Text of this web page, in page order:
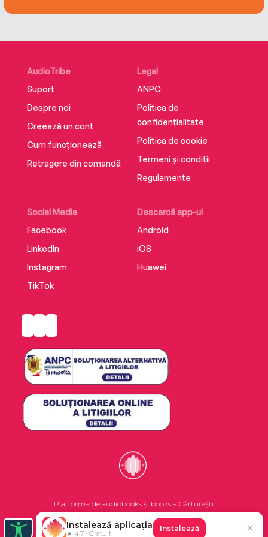
my vision for the team.'
ARSENE WENGER, manager, Arsenal FC, 1996-
AudioTribe
Suport
Despre noi
Creează un cont
Cum funcționează
Retragere din comandă
Social Media
Facebook
LinkedIn
Instagram
TikTok
Descarcă app-ul
Android
iOS
Huawei
Legal
ANPC
Politica de
confidențialitate
Politica de cookie
Termeni și condiții
Regulamente
Platforma de audiobooks și books a Cărturești.
©2026 Nemo EPG SRL. Toate drepturile rezervate.
Instalează aplicația
★ 4.7 · Gratuit
Instalează ✕